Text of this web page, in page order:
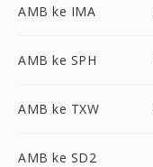
AMB ke IMA
AMB ke SPH
AMB ke TXW
AMB ke SD2